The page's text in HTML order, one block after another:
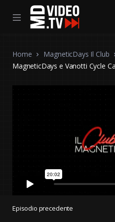
Home MagneticDays Il Club
MagneticDays e Vanotti Cycle
Episodio precedente